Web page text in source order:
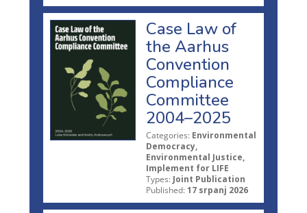
Case Law of
the Aarhus
Convention
Compliance
Committee
2004–2025
Categories: Environmental
Democracy,
Environmental Justice,
Implement for LIFE
Types: Joint Publication
Published: 17 srpanj 2026